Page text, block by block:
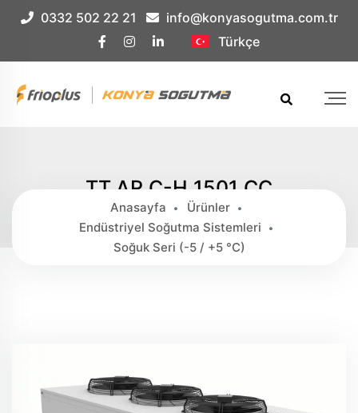
Çerez Örnek0332 502 22 21
info@konyasogutma.com.tr
Türkçe
TT.AR.C-H 1501 CC
Anasayfa
Ürünler
Endüstriyel Soğutma Sistemleri
Soğuk Seri (-5 / +5 °c)